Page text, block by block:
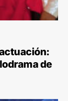
de